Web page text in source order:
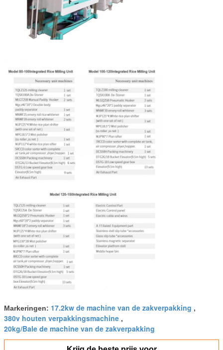
Markeringen: 17.2kw de machine van de zakverpakking ,
380v houten verpakkingsmachine ,
20kg/Bale de machine van de zakverpakking